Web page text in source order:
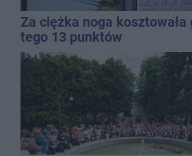
Za ciężka noga kosztowała
tego 13 punktów